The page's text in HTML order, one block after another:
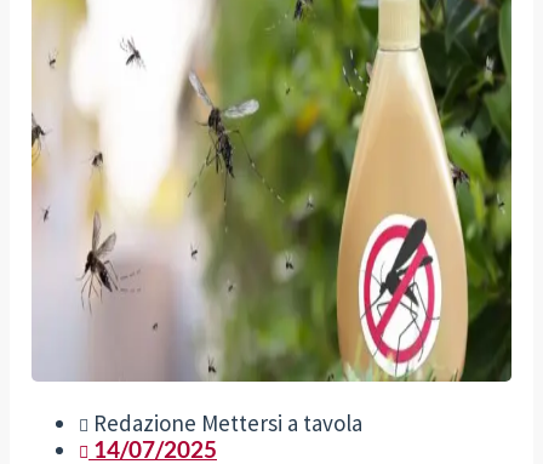
Redazione Mettersi a tavola
14/07/2025